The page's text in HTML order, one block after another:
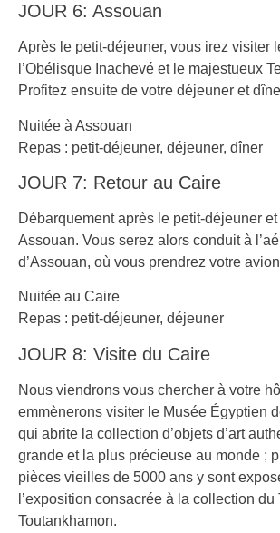
JOUR 6: Assouan
Après le petit-déjeuner, vous irez visiter
l’Obélisque Inachevé et le majestueux
Profitez ensuite de votre déjeuner et
Nuitée à Assouan
Repas : petit-déjeuner, déjeuner, dîner
JOUR 7: Retour au Caire
Débarquement après le petit-déjeuner
Assouan. Vous serez alors conduit à
d’Assouan, où vous prendrez votre
Nuitée au Caire
Repas : petit-déjeuner, déjeuner
JOUR 8: Visite du Caire
Nous viendrons vous chercher à votre
emmènerons visiter le Musée Égyptien
qui abrite la collection d’objets d’art
grande et la plus précieuse au monde ;
pièces vieilles de 5000 ans y sont
l’exposition consacrée à la collection du
Toutankhamon.